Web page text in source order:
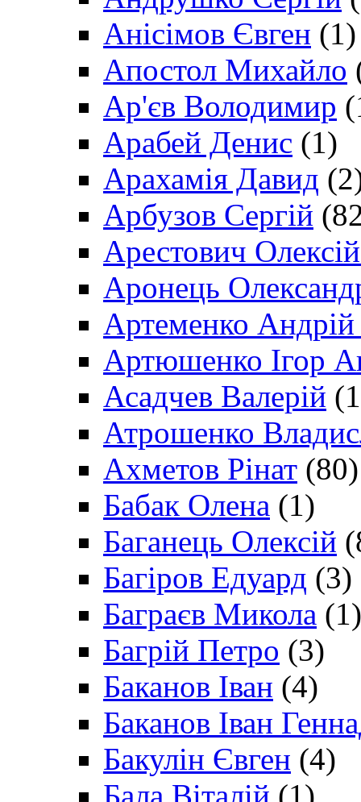
Анісімов Євген (1)
Апостол Михайло
Ар'єв Володимир
Арабей Денис (1)
Арахамія Давид
Арбузов Сергій
Арестович
Аронець
Артеменко Андрій
Артюшенко Ігор
Асадчев Валерій
Атрошенко
Ахметов Рінат (80)
Бабак Олена (1)
Баганець Олексій
Багіров Едуард (3)
Баграєв Микола (1)
Багрій Петро (3)
Баканов Іван (4)
Баканов Іван
Бакулін Євген (4)
Бала Віталій (1)